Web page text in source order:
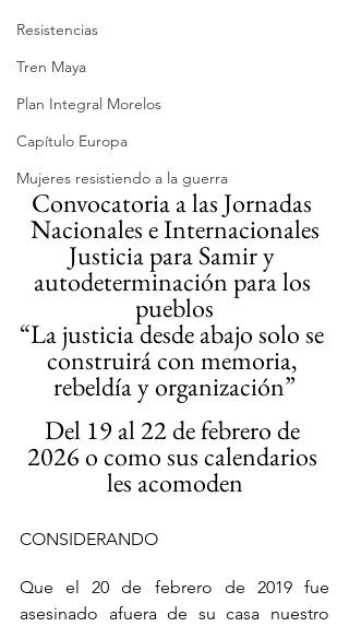
Resistencias
Tren Maya
Plan Integral Morelos
Capítulo Europa
Mujeres resistiendo a la guerra
Convocatoria a las Jornadas
Nacionales e Internacionales
Justicia para Samir y
autodeterminación para los
pueblos
“La justicia desde abajo solo se
construirá con memoria,
rebeldía y organización”
Del 19 al 22 de febrero de
2026 o como sus calendarios
les acomoden
CONSIDERANDO
Que el 20 de febrero de 2019 fue
asesinado afuera de su casa nuestro